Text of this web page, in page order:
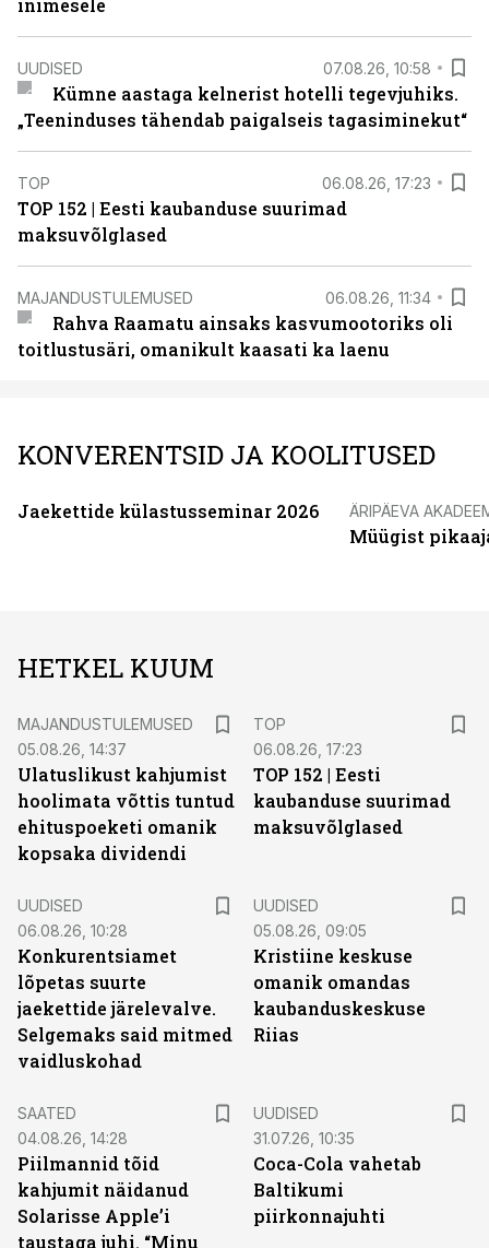
inimesele
UUDISED 07.08.26, 10:58
Kümne aastaga kelnerist hotelli tegevjuhiks.
„Teeninduses tähendab paigalseis tagasiminekut“
TOP 06.08.26, 17:23
TOP 152 | Eesti kaubanduse suurimad
maksuvõlglased
MAJANDUSTULEMUSED 06.08.26, 11:34
Rahva Raamatu ainsaks kasvumootoriks oli
toitlustusäri, omanikult kaasati ka laenu
KONVERENTSID JA KOOLITUSED
Jaekettide külastusseminar 2026 ÄRIPÄEVA
Müügist
HETKEL KUUM
MAJANDUSTULEMUSED
05.08.26, 14:37
Ulatuslikust kahjumist
hoolimata võttis tuntud
ehituspoeketi omanik
kopsaka dividendi
TOP
06.08.26, 17:23
TOP 152 | Eesti
kaubanduse suurimad
maksuvõlglased
UUDISED
06.08.26, 10:28
Konkurentsiamet
lõpetas suurte
jaekettide järelevalve.
Selgemaks said mitmed
vaidluskohad
UUDISED
05.08.26, 09:05
Kristiine keskuse
omanik omandas
kaubanduskeskuse
Riias
SAATED
04.08.26, 14:28
Piilmannid tõid
kahjumit näidanud
Solarisse Apple’i
taustaga juhi. “Minu
UUDISED
31.07.26, 10:35
Coca-Cola vahetab
Baltikumi
piirkonnajuhti